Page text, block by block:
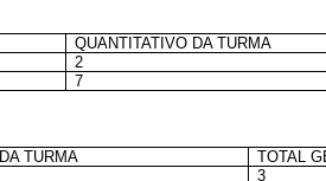
QUANTITATIVO DA TURMA
2
7
TURMA
TOTAL
3